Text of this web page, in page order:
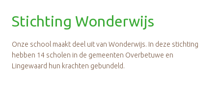
Stichting Wonderwijs
Onze school maakt deel uit van Wonderwijs. In deze stichting
hebben 14 scholen in de gemeenten Overbetuwe en
Lingewaard hun krachten gebundeld.